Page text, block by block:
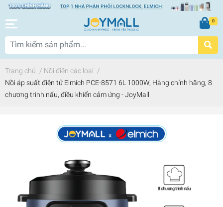
0
Trang chủ / Nồi điện các loại /
Nồi áp suất điện tử Elmich PCE-8571 6L 1000W, Hàng chính hãng, 8
chương trình nấu, điều khiển cảm ứng - JoyMall